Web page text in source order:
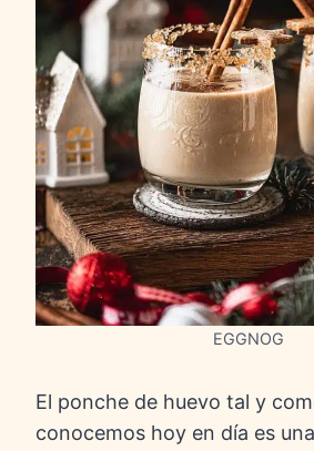
EGGNOG
El ponche de huevo tal y
conocemos hoy en día es